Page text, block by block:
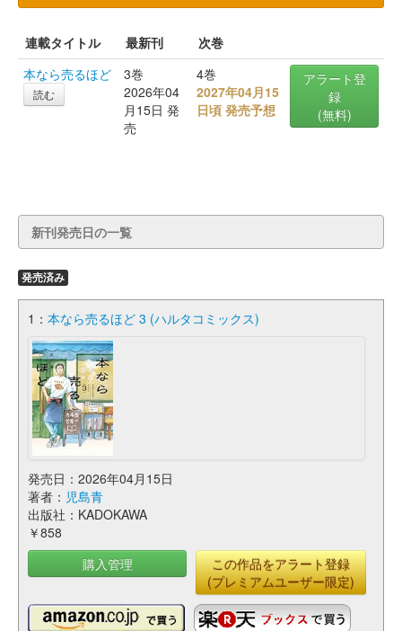
連載タイトル 最新刊
次巻
本なら売るほど
読む
3巻
2026年04
月15日 発
売
4巻
2027年04月15
日頃 発売予想
アラート登
録
(無料)
新刊発売日の一覧
発売済み
1： 本なら売るほど 3 (ハルタコミックス)
発売日：2026年04月15日
著者： 児島青
出版社：KADOKAWA
￥858
購入管理
この作品をアラート登録
(プレミアムユーザー限定)